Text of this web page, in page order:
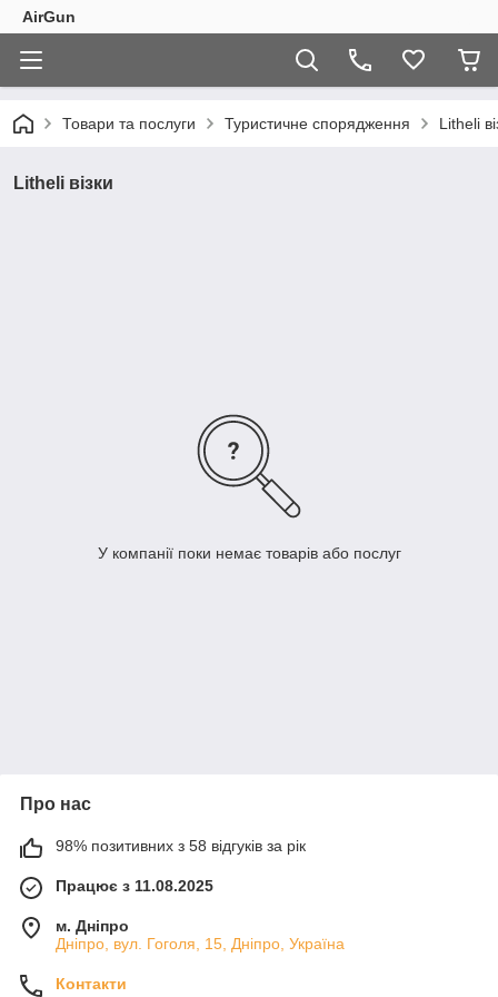
AirGun
Товари та послуги Туристичне спорядження Litheli
Litheli візки
У компанії поки немає товарів або послуг
Про нас
98% позитивних з 58 відгуків за рік
Працює з 11.08.2025
м. Дніпро
Дніпро, вул. Гоголя, 15, Дніпро, Україна
Контакти